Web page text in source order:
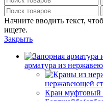
Начните вводить текст,
ищете.
Закрыть
арматура из
нержавеющей
Кран муфтовый